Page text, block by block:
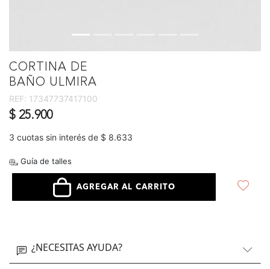
CORTINA DE
BAÑO ULMIRA
REF: 17347737417100
$ 25.900
3 cuotas sin interés de $ 8.633
Guía de talles
AGREGAR AL CARRITO
¿NECESITAS AYUDA?